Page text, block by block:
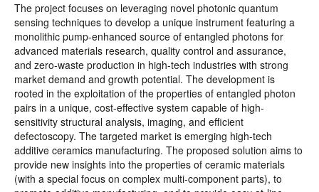
The project focuses on leveraging novel photonic quantum
sensing techniques to develop a unique instrument featuring a
monolithic pump-enhanced source of entangled photons for
advanced materials research, quality control and assurance,
and zero-waste production in high-tech industries with strong
market demand and growth potential. The development is
rooted in the exploitation of the properties of entangled photon
pairs in a unique, cost-effective system capable of high-
sensitivity structural analysis, imaging, and efficient
defectoscopy. The targeted market is emerging high-tech
additive ceramics manufacturing. The proposed solution aims to
provide new insights into the properties of ceramic materials
(with a special focus on complex multi-component parts), to